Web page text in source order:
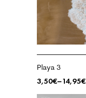
Playa 3
3,50€–14,95€